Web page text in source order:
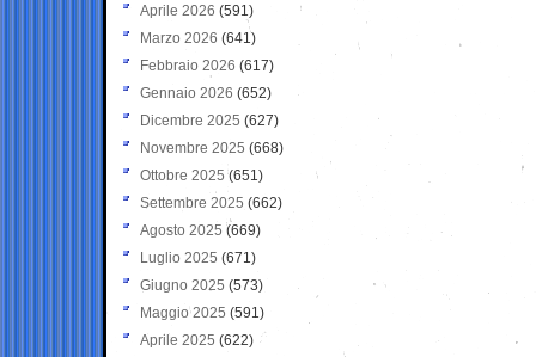
Aprile 2026 (591)
Marzo 2026 (641)
Febbraio 2026 (617)
Gennaio 2026 (652)
Dicembre 2025 (627)
Novembre 2025 (668)
Ottobre 2025 (651)
Settembre 2025 (662)
Agosto 2025 (669)
Luglio 2025 (671)
Giugno 2025 (573)
Maggio 2025 (591)
Aprile 2025 (622)